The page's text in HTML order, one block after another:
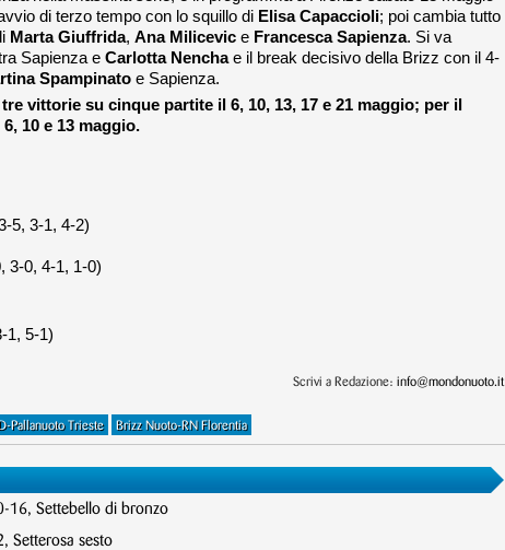
di terzo tempo con lo squillo di Elisa Capaccioli; poi cambia tutto
Marta Giuffrida, Ana Milicevic e Francesca Sapienza. Si va
Sapienza e Carlotta Nenchae il break decisivo della Brizz con il 4-
Spampinato e Sapienza.
vittorie su cinque partite il 6, 10, 13, 17 e 21 maggio; per il
10 e 13 maggio.
5, 3-1, 4-2)
3-0, 4-1, 1-0)
1, 5-1)
Scrivi a Redazione: info@mondonuoto.it
Pallanuoto Trieste Brizz Nuoto-RN Florentia
16, Settebello di bronzo
Setterosa sesto